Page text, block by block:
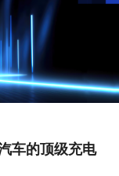
车的顶级充电